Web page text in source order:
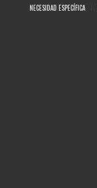
NECESIDAD ESPECÍFICA